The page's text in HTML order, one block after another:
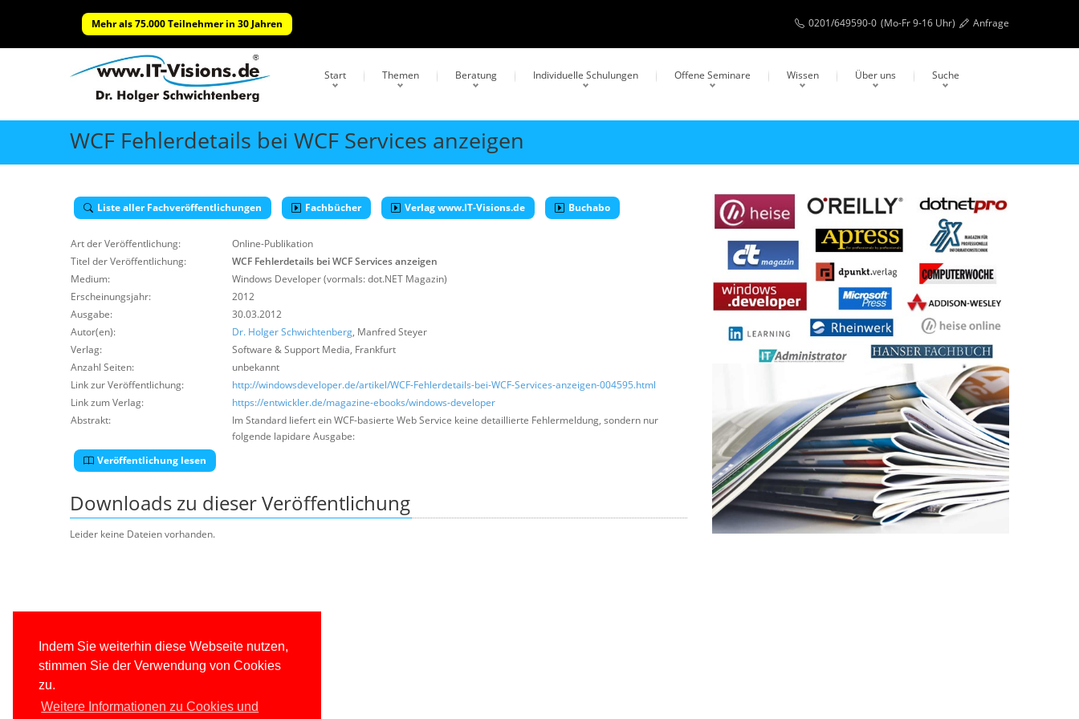
Indem Sie weiterhin diese Webseite nutzen,
stimmen Sie der Verwendung von Cookies
zu.
Weitere Informationen zu Cookies und
Mehr als 75.000 Teilnehmer in 30 Jahren 0201/649590-0 (Mo-Fr 9-16 Uhr) Anfrage
Start Themen Beratung Individuelle Schulungen Offene Seminare Wissen Über uns Suche
WCF Fehlerdetails bei WCF Services anzeigen
Liste aller Fachveröffentlichungen Fachbücher Verlag www.IT-Visions.de Buchabo
Art der Veröffentlichung:
Online-Publikation
Titel der Veröffentlichung:
WCF Fehlerdetails bei WCF Services anzeigen
Medium:
Windows Developer (vormals: dot.NET Magazin)
Erscheinungsjahr:
2012
Ausgabe:
30.03.2012
Autor(en):
Dr. Holger Schwichtenberg, Manfred Steyer
Verlag:
Software & Support Media, Frankfurt
Anzahl Seiten:
unbekannt
Link zur Veröffentlichung:
http://windowsdeveloper.de/artikel/WCF-Fehlerdetails-bei-WCF-Services-anzeigen-004595.html
Link zum Verlag:
https://entwickler.de/magazine-ebooks/windows-developer
Abstrakt:
Im Standard liefert ein WCF-basierte Web Service keine detaillierte Fehlermeldung, sondern nur
folgende lapidare Ausgabe:
Veröffentlichung lesen
Downloads zu dieser Veröffentlichung
Leider keine Dateien vorhanden.